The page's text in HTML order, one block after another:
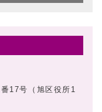
17号（旭区役所1